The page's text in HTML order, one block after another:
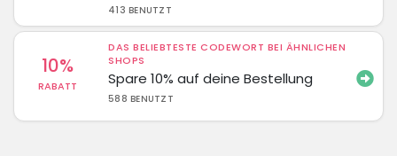
413 BENUTZT
10%
RABATT
DAS BELIEBTESTE CODEWORT BEI ÄHNLICHEN
SHOPS
Spare 10% auf deine Bestellung
588 BENUTZT